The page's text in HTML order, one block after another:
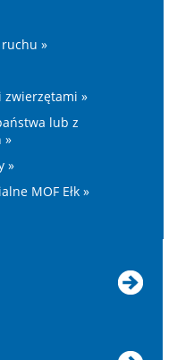
»
zwierzętami »
lub z
»
»
MOF Ełk »